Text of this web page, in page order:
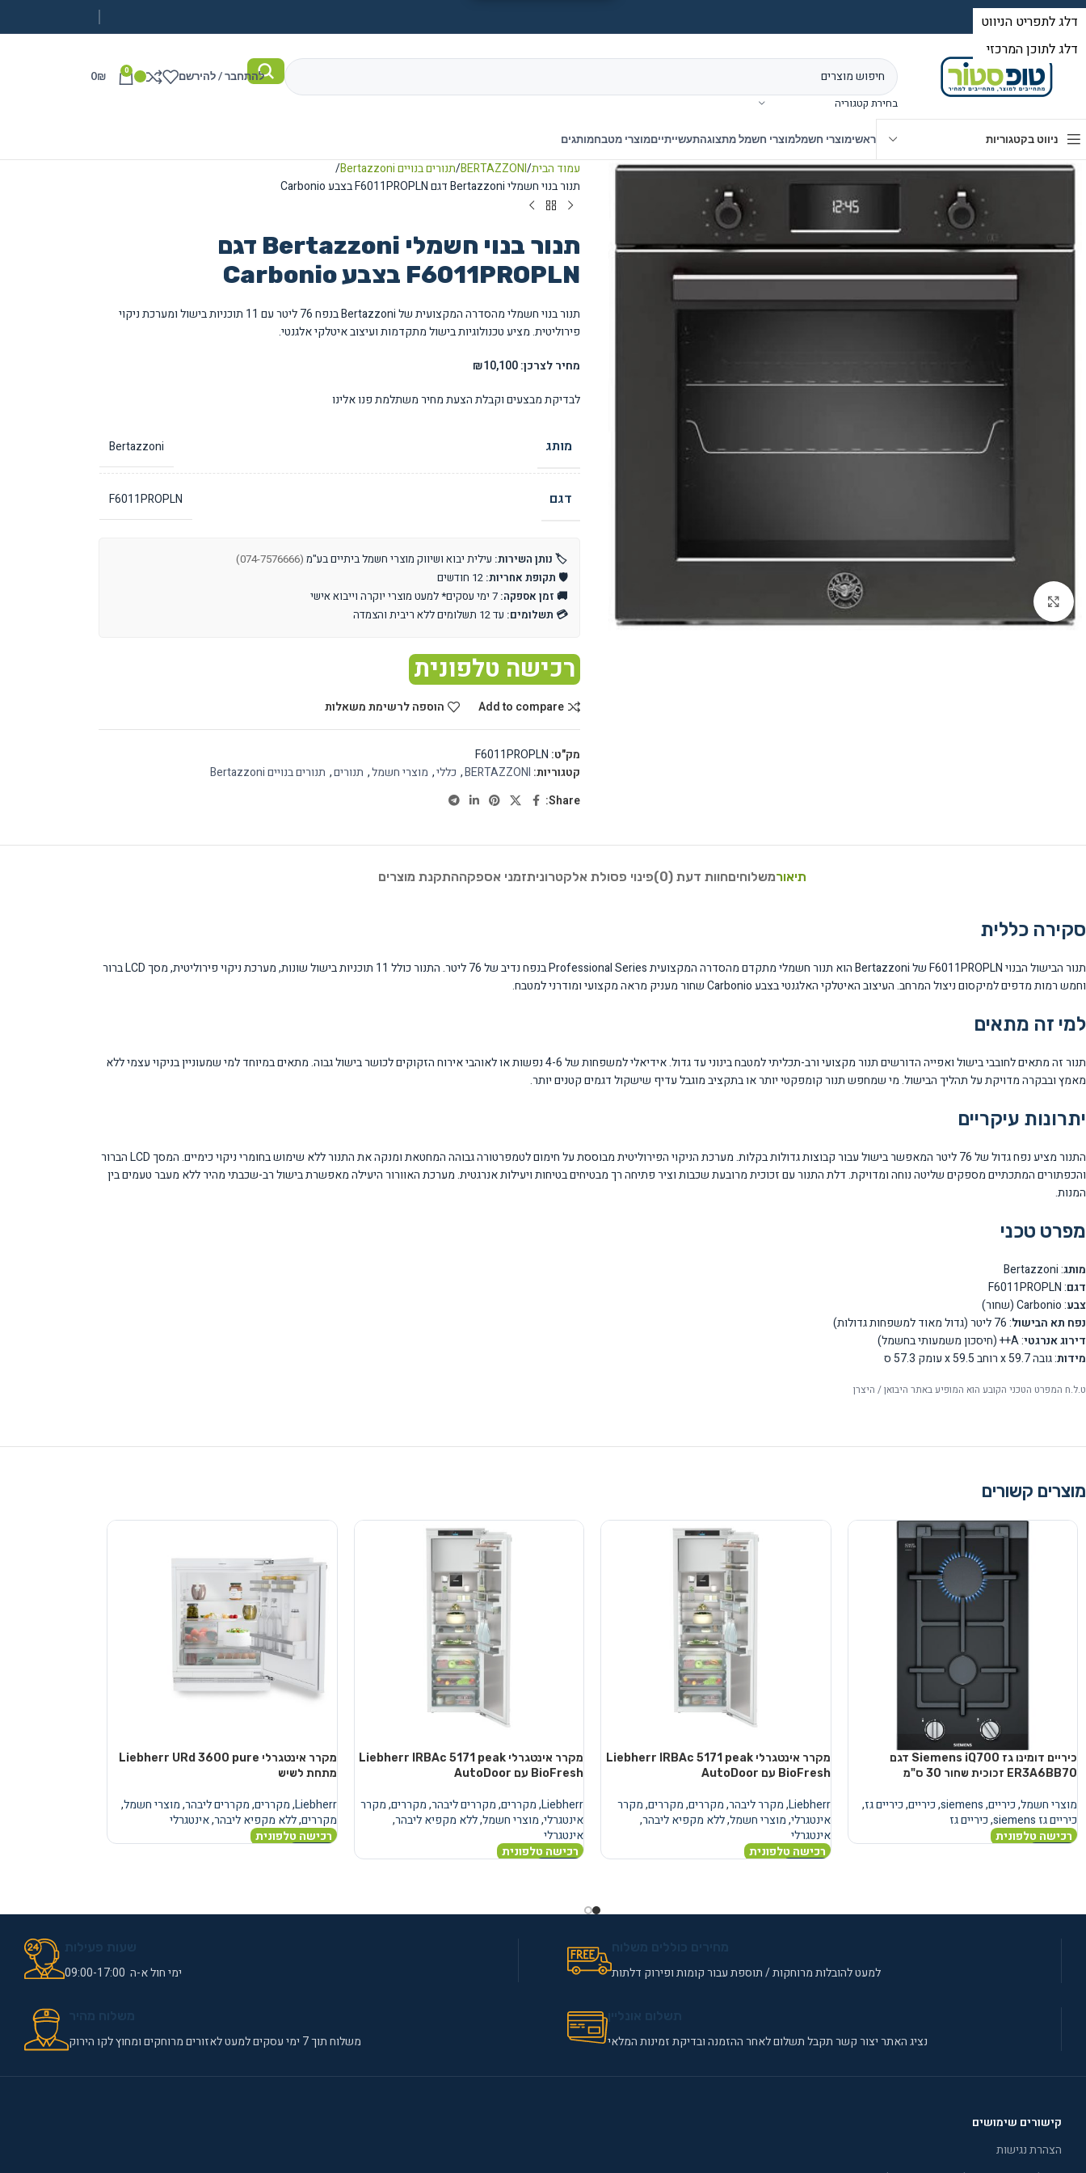
בחירת קטגוריה
להתחבר / להירשם 0
0₪
ניווט בקטגוריות ראשימוצרי חשמלמוצרי חשמל מתצוגהתעשייתייםמוצרי מטבחמותגים
עמוד הבית BERTAZZONI תנורים בנויים Bertazzoni
תנור בנוי חשמלי Bertazzoni דגם F6011PROPLN בצבע Carbonio
תנור בנוי חשמלי Bertazzoni דגם
F6011PROPLN בצבע Carbonio
תנור בנוי חשמלי מהסדרה המקצועית של Bertazzoni בנפח 76 ליטר עם 11 תוכניות בישול ומערכת ניקוי
פירוליטית. מציע טכנולוגיות בישול מתקדמות ועיצוב איטלקי אלגנטי.
מחיר לצרכן: ₪10,100
לבדיקת מבצעים וקבלת הצעת מחיר משתלמת פנו אלינו
מותג Bertazzoni
דגם F6011PROPLN
🏷️ נותן השירות: עילית יבוא ושיווק מוצרי חשמל ביתיים בע"מ (074-7576666)
🛡️ תקופת אחריות:
🚚 זמן אספקה:
💳 תשלומים: עד 12 תשלומים ללא ריבית והצמדה
רכישה טלפונית
Add to compare הוספה לרשימת משאלות
מק"ט: F6011PROPLN
קטגוריות: BERTAZZONI
, כללי, מוצרי חשמל, תנורים, תנורים בנויים Bertazzoni
Share:
תיאורמשלוחיםחוות דעת (0) פינוי פסולת אלקטרוניתזמני אספקההתקנת מוצרים
סקירה כללית
תנור הבישול הבנוי F6011PROPLN של Bertazzoni הוא תנור חשמלי מתקדם מהסדרה המקצועית Professional Series בנפח נדיב של 76 ליטר. התנור כולל 11 תוכניות בישול שונות, מערכת ניקוי פירוליטית, מסך LCD ברור
וחמש רמות מדפים למיקסום ניצול המרחב. העיצוב האיטלקי האלגנטי בצבע Carbonio שחור מעניק מראה מקצועי ומודרני למטבח.
למי זה מתאים
תנור זה מתאים לחובבי בישול ואפייה הדורשים תנור מקצועי ורב-תכליתי למטבח בינוני עד גדול. אידיאלי למשפחות של 4-6 נפשות או לאוהבי אירוח הזקוקים לכושר בישול גבוה. מתאים במיוחד למי שמעוניין בניקוי עצמי ללא
מאמץ ובבקרה מדויקת על תהליך הבישול. מי שמחפש תנור קומפקטי יותר או בתקציב מוגבל עדיף שישקול דגמים קטנים יותר.
יתרונות עיקריים
התנור מציע נפח גדול של 76 ליטר המאפשר בישול עבור קבוצות גדולות בקלות. מערכת הניקוי הפירוליטית מבוססת על חימום לטמפרטורה גבוהה המחטאת ומנקה את התנור ללא שימוש בחומרי ניקוי כימיים. המסך LCD הברור
והכפתורים המתכתיים מספקים שליטה נוחה ומדויקת. דלת התנור עם זכוכית מרובעת שכבות וציר פתיחה רך מבטיחים בטיחות ויעילות אנרגטית. מערכת האוורור היעילה מאפשרת בישול רב-שכבתי מהיר ללא מעבר טעמים בין
המנות.
מפרט טכני
מותג: Bertazzoni
דגם: F6011PROPLN
צבע: Carbonio (שחור)
נפח תא הבישול: 76 ליטר (גדול מאוד למשפחות גדולות)
דירוג אנרגטי: A++ (חיסכון משמעותי בחשמל)
מידות: גובה 59.7 x רוחב 59.5 x עומק 57.3 ס
ט.ל.ח המפרט הטכני הקובע הוא המופיע באתר היבואן / היצרן
מוצרים קשורים
כיריים דומינו גז Siemens iQ700 דגם
ER3A6BB70 זכוכית שחור 30 ס"מ
מוצרי חשמל,כיריים,
siemens
,כיריים,כיריים גז,
כיריים גז siemens
,כיריים גז
רכישה טלפונית
מקרר אינטגרלי Liebherr IRBAc 5171 peak
BioFresh עם AutoDoor
Liebherr
,מקרר ליבהר,מקררים,מקררים,מקרר
אינטגרלי,מוצרי חשמל,ללא מקפיא ליבהר,
אינטגרלי
רכישה טלפונית
מקרר אינטגרלי Liebherr IRBAc 5171 peak
BioFresh עם AutoDoor
Liebherr
,מקררים,מקררים ליבהר,מקררים,מקרר
אינטגרלי,מוצרי חשמל,ללא מקפיא ליבהר,
אינטגרלי
רכישה טלפונית
מקרר אינטגרלי Liebherr URd 3600 pure
מתחת לשיש
Liebherr
,מקררים,מקררים ליבהר,מוצרי חשמל,
מקררים,ללא מקפיא ליבהר,אינטגרלי
רכישה טלפונית
למעט להובלות מרוחקות / תוספת עבור קומות ופירוק דלתות ימי חול א-ה 09:00-17:00
נציג האתר יצור קשר תקבל תשלום לאחר ההזמנה ובדיקת זמינות המלאי משלוח תוך 7 ימי עסקים למעט לאזורים מרוחקים ומחוץ לקו הירוק
קישורים שימושים
הצהרת נגישות